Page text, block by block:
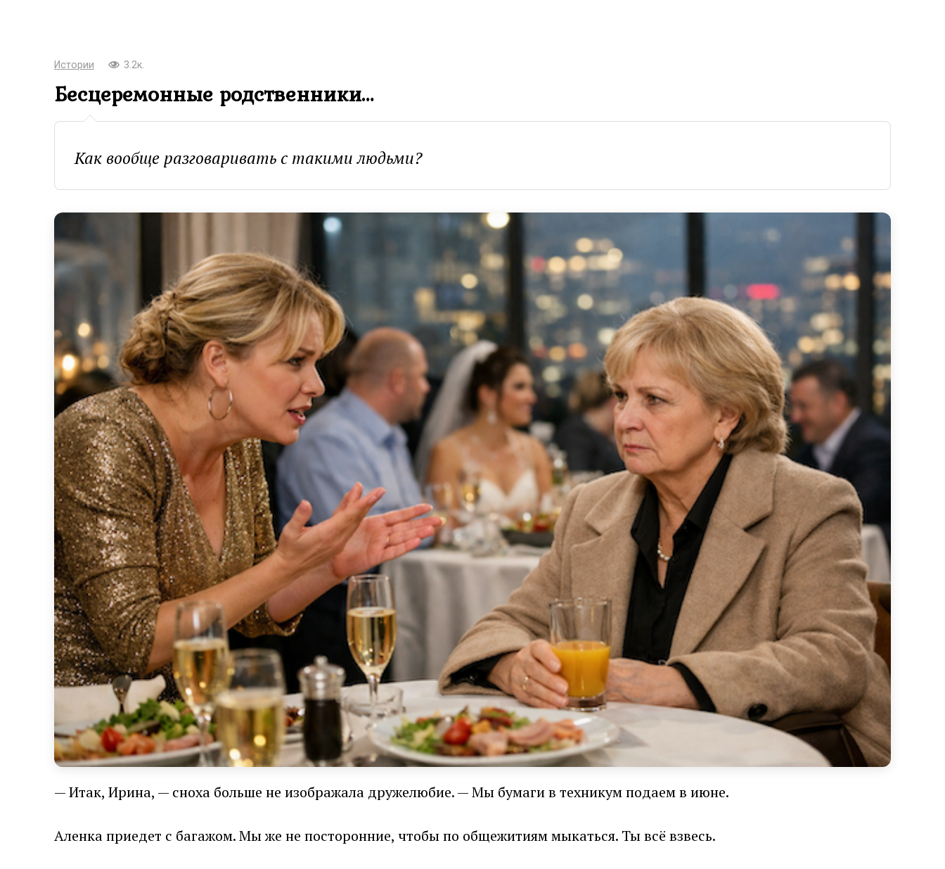
Истории 3.2к.
Бесцеремонные родственники…
Как вообще разговаривать с такими людьми?
— Итак, Ирина, — сноха больше не изображала дружелюбие. — Мы бумаги в техникум подаем в июне.
Аленка приедет с багажом. Мы же не посторонние, чтобы по общежитиям мыкаться. Ты всё взвесь.